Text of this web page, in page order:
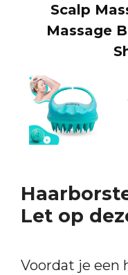
Scalp
Massage
Let op
Voordat je een